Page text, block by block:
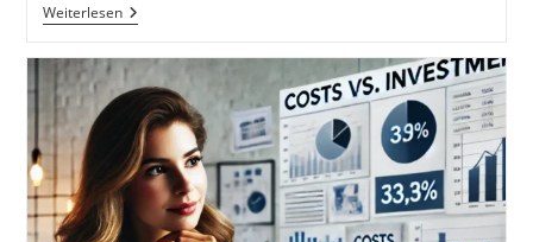
WeiterlesenDu
Kannst
Lernen
Oder
Gewinnen:
Ein
Scheitern
Gibt
Es
Nicht
–